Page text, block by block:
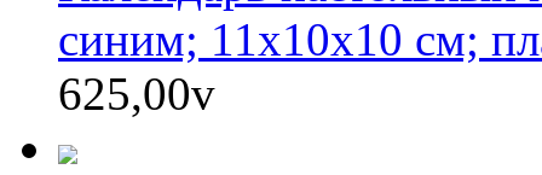
синим; 11х10х10 см;
625,00v